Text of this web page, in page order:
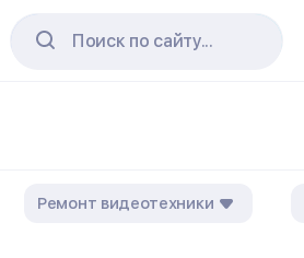
Поиск по сайту...
Ремонт видеотехники